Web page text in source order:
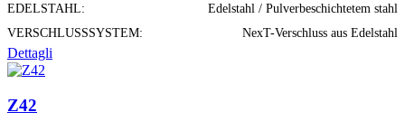
EDELSTAHL:
Edelstahl / Pulverbeschichtetem stahl
VERSCHLUSSSYSTEM:
NexT-Verschluss aus Edelstahl
Dettagli
Z42